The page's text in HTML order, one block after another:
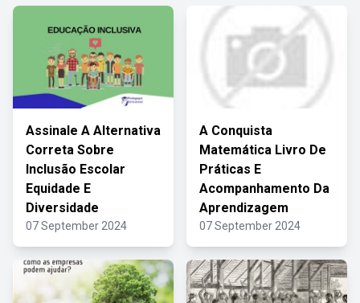
Assinale A Alternativa
Correta Sobre
Inclusão Escolar
Equidade E
Diversidade
07 September 2024
A Conquista
Matemática Livro De
Práticas E
Acompanhamento Da
Aprendizagem
07 September 2024